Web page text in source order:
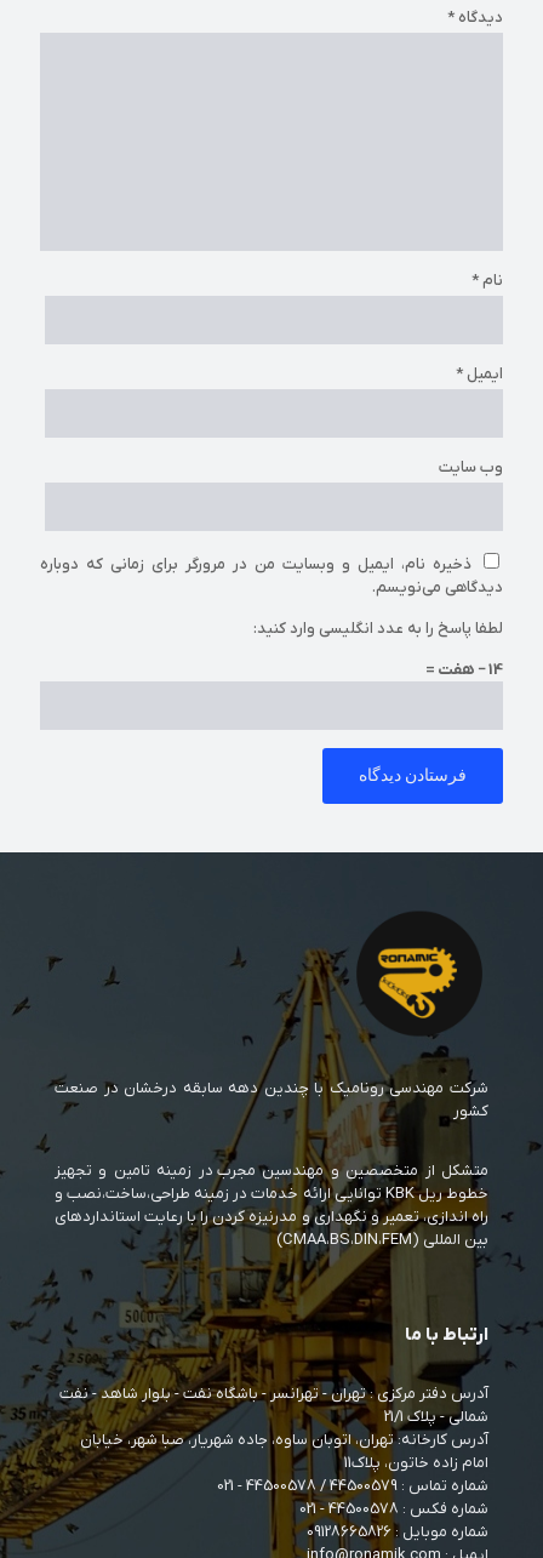
دیدگاه *
نام*
ایمیل*
وب‌ سایت
ذخیره نام، ایمیل و وبسایت من در مرورگر برای زمانی که دوباره
دیدگاهی می‌نویسم.
لطفا پاسخ را به عدد انگلیسی وارد کنید:
14 − هفت =
شرکت مهندسی رونامیک با چندین دهه سابقه درخشان در صنعت
کشور
متشکل از متخصصین و مهندسین مجرب در زمینه تامین و تجهیز
خطوط ریل KBK توانایی ارائه خدمات در زمینه طراحی،ساخت،نصب و
راه اندازی، تعمیر و نگهداری و مدرنیزه کردن را با رعایت استانداردهای
بین المللی (CMAA،BS،DIN،FEM)
ارتباط با ما
آدرس دفتر مرکزی : تهران - تهرانسر - باشگاه نفت - بلوار شاهد - نفت
شمالی - پلاک 21/1
آدرس کارخانه: تهران، اتوبان ساوه، جاده شهریار، صبا شهر، خیابان
امام زاده خاتون، پلاک11
شماره تماس : 44500579
/
44500578
- 021
شماره فکس : 44500578 - 021
شماره موبایل : 09128665826